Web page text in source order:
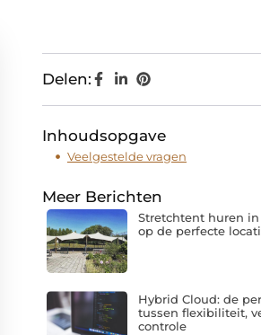
Delen:
Inhoudsopgave
Veelgestelde vragen
Meer Berichten
Stretchtent huren
op de perfecte
Hybrid Cloud: de
tussen flexibiliteit,
controle